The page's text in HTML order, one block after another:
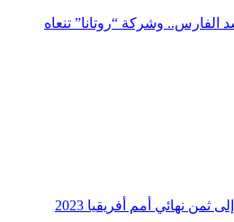
الفارس.. وشركة “روتانا” تنعاه
نهائي أمم أفريقيا 2023